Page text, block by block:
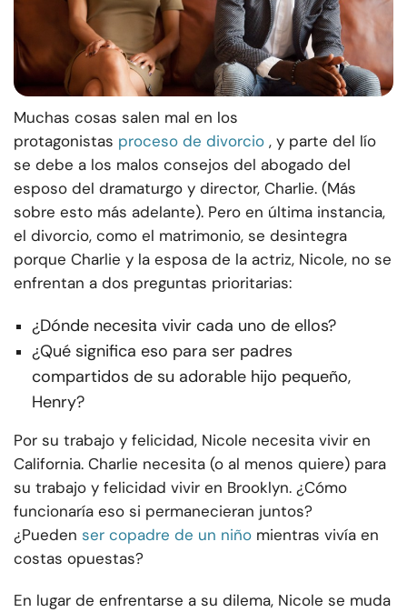
Muchas cosas salen mal en los
protagonistas proceso de divorcio , y parte del lío
se debe a los malos consejos del abogado del
esposo del dramaturgo y director, Charlie. (Más
sobre esto más adelante). Pero en última instancia,
el divorcio, como el matrimonio, se desintegra
porque Charlie y la esposa de la actriz, Nicole, no se
enfrentan a dos preguntas prioritarias:
¿Dónde necesita vivir cada uno de ellos?
¿Qué significa eso para ser padres
compartidos de su adorable hijo pequeño,
Henry?
Por su trabajo y felicidad, Nicole necesita vivir en
California. Charlie necesita (o al menos quiere) para
su trabajo y felicidad vivir en Brooklyn. ¿Cómo
funcionaría eso si permanecieran juntos?
¿Pueden ser copadre de un niño mientras vivía en
costas opuestas?
En lugar de enfrentarse a su dilema, Nicole se muda